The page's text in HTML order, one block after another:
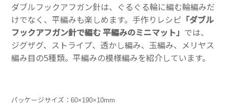
ダブルフックアフガン針は、ぐるぐる輪に編む輪編みだ
けでなく、平編みも楽しめます。手作りレシピ 「ダブル
フックアフガン針で編む 平編みのミニマット」 では、
ジグザグ、ストライプ、透かし編み、玉編み、メリヤス
編み目の5種類。平編みの模様編みを紹介しています。
パッケージサイズ：60×190×10mm